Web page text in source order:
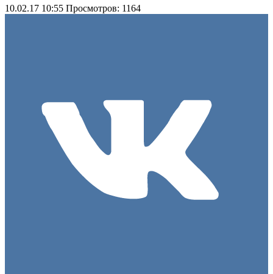
10.02.17 10:55 Просмотров: 1164